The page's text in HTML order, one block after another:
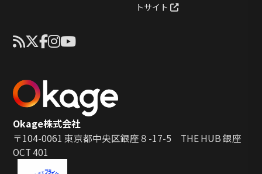
トサイト
Okage株式会社
〒104-0061 東京都中央区銀座８-17-5 THE HUB 銀座
OCT 401